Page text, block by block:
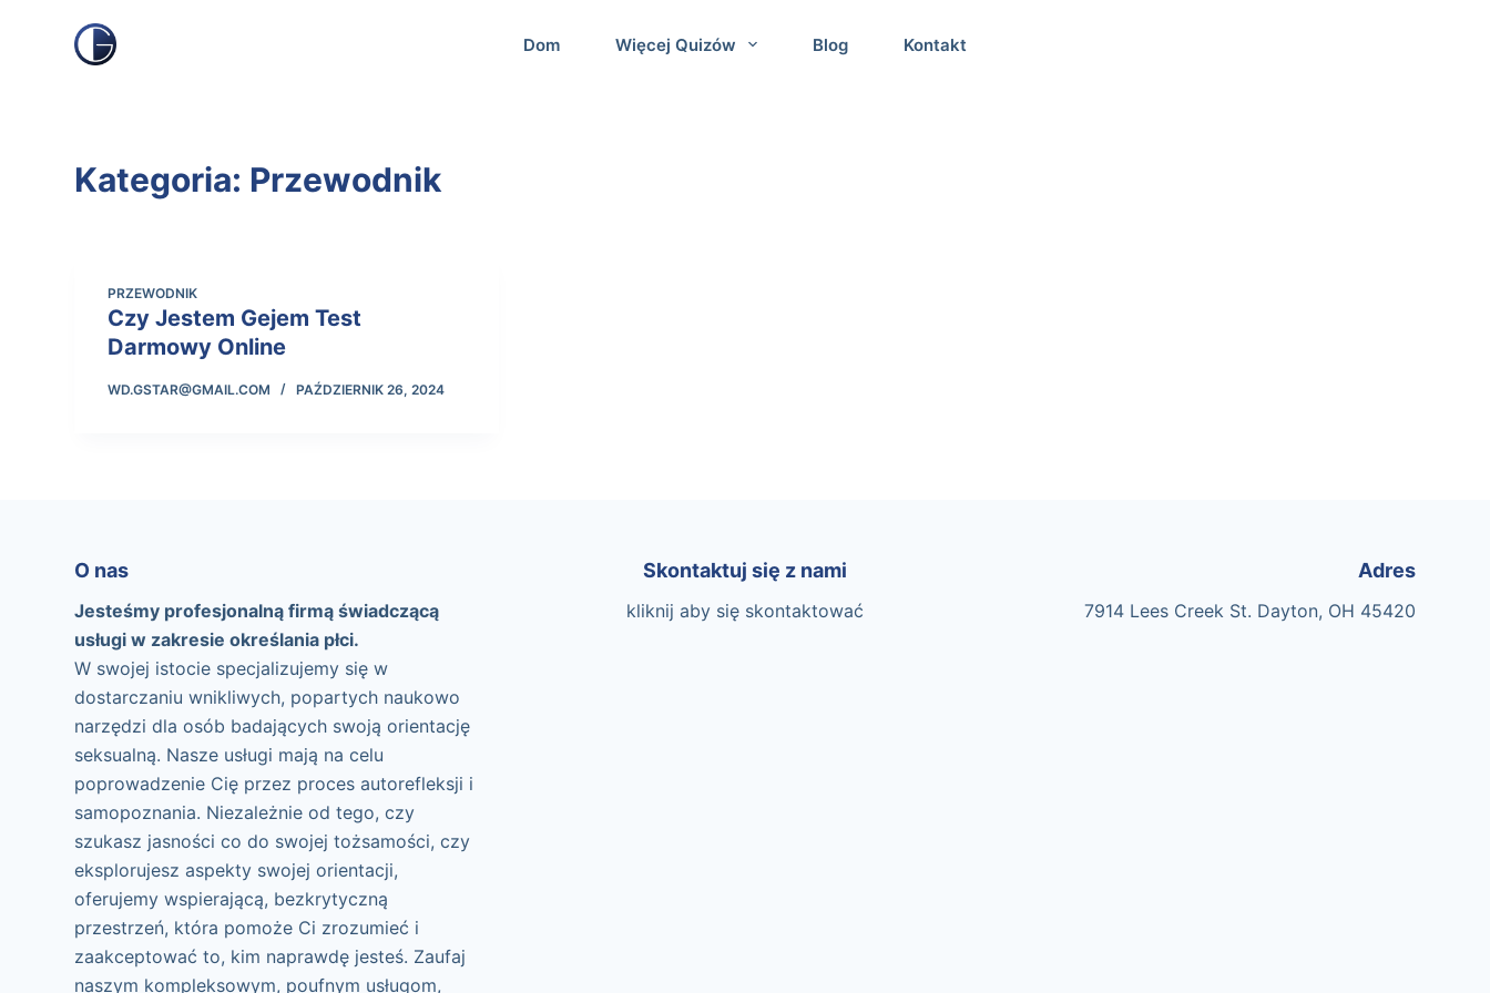
Dom Więcej Quizów Blog Kontakt
Kategoria: Przewodnik
PRZEWODNIK
Czy Jestem Gejem Test
Darmowy Online
WD.GSTAR@GMAIL.COM PAŹDZIERNIK 26, 2024
O nas
Jesteśmy profesjonalną firmą świadczącą
usługi w zakresie określania płci.
W swojej istocie specjalizujemy się w
dostarczaniu wnikliwych, popartych naukowo
narzędzi dla osób badających swoją orientację
seksualną. Nasze usługi mają na celu
poprowadzenie Cię przez proces autorefleksji i
samopoznania. Niezależnie od tego, czy
szukasz jasności co do swojej tożsamości, czy
eksplorujesz aspekty swojej orientacji,
oferujemy wspierającą, bezkrytyczną
przestrzeń, która pomoże Ci zrozumieć i
zaakceptować to, kim naprawdę jesteś. Zaufaj
naszym kompleksowym, poufnym usługom,
Skontaktuj się z nami
kliknij aby się skontaktować
Adres
7914 Lees Creek St. Dayton, OH 45420